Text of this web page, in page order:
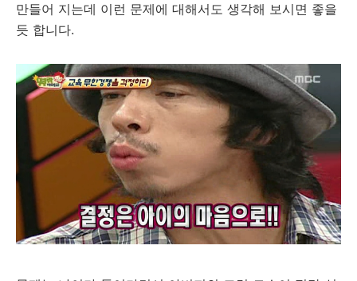
만들어 지는데 이런 문제에 대해서도 생각해 보시면 좋을
듯 합니다.